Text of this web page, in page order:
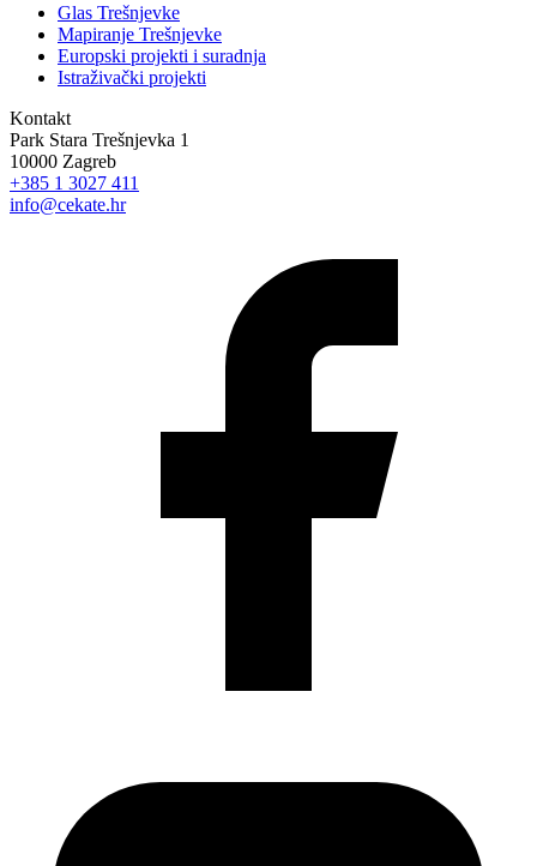
Glas Trešnjevke
Mapiranje Trešnjevke
Europski projekti i suradnja
Istraživački projekti
Kontakt
Park Stara Trešnjevka 1
10000 Zagreb
+385 1 3027 411
info@cekate.hr